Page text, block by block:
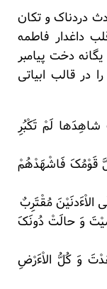
دردناک و تکان
داغدار فاطمه
دخت پیامبر
در قالب ابیاتی
لَمْ تَکْبُرِ
قَوْمُکَ فَاشْهَدْهُمْ
الاْءَدنَیْنَ مُقْتَرِبٌ
وَ حالَتْ دُونَکَ
وَ کُلُّ الاْءَرْضِ